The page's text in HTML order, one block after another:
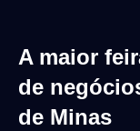
A maior
de
de Minas